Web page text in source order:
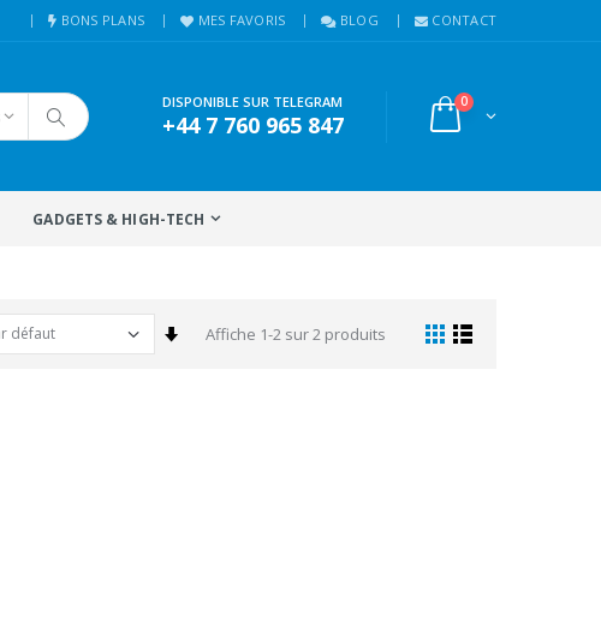
BONS PLANS MES FAVORIS BLOG CONTACT
DISPONIBLE SUR TELEGRAM
+44 7 760 965 847
0
GADGETS & HIGH-TECH
Trier par Ordre Croissant
Affiche 1-2 sur 2 produits